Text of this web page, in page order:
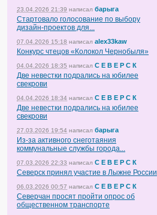
23.04.2026 21:39 написал барыга
Стартовало голосование по выбору
дизайн-проектов для...
07.04.2026 15:18 написал alex33kaw
Конкурс чтецов «Колокол Чернобыля»
04.04.2026 18:35 написал С Е В Е Р С К
Две невестки подрались на юбилее
свекрови
04.04.2026 18:34 написал С Е В Е Р С К
Две невестки подрались на юбилее
свекрови
27.03.2026 19:54 написал барыга
Из-за активного снеготаяния
коммунальные службы города...
07.03.2026 22:33 написал С Е В Е Р С К
Северск принял участие в Лыжне России
06.03.2026 00:57 написал С Е В Е Р С К
Северчан просят пройти опрос об
общественном транспорте